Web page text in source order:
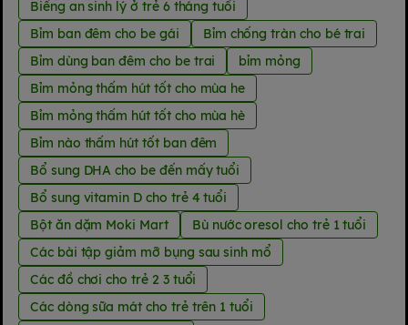
Biếng an sinh lý ở trẻ 6 tháng tuổi
Bỉm ban đêm cho be gái
Bỉm chống tràn cho bé trai
Bỉm dùng ban đêm cho be trai
bỉm mỏng
Bỉm mỏng thấm hút tốt cho mùa he
Bỉm mỏng thấm hút tốt cho mùa hè
Bỉm nào thấm hút tốt ban đêm
Bổ sung DHA cho be đến mấy tuổi
Bổ sung vitamin D cho trẻ 4 tuổi
Bột ăn dặm Moki Mart
Bù nước oresol cho trẻ 1 tuổi
Các bài tập giảm mỡ bụng sau sinh mổ
Các đồ chơi cho trẻ 2 3 tuổi
Các dòng sữa mát cho trẻ trên 1 tuổi